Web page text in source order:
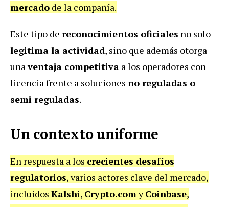
mercado de la compañía.
Este tipo de reconocimientos oficiales no solo
legitima la actividad, sino que además otorga
unaventaja competitiva a los operadores con
licencia frente a soluciones no reguladas o
semi reguladas.
Un contexto uniforme
En respuesta a los crecientes desafíos
regulatorios, varios actores clave del mercado,
incluidos Kalshi, Crypto.comyCoinbase,